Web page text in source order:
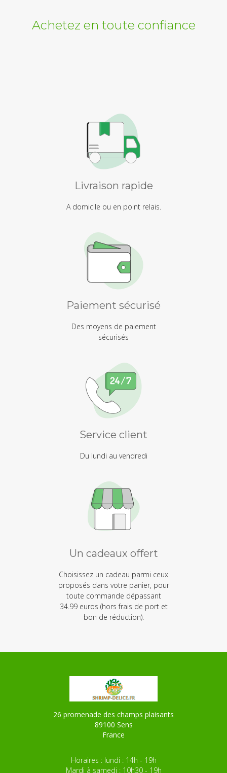
Achetez en toute confiance
Livraison rapide
A domicile ou en point relais.
Paiement sécurisé
Des moyens de paiement
sécurisés
Service client
Du lundi au vendredi
Un cadeaux offert
Choisissez un cadeau parmi ceux
proposés dans votre panier, pour
toute commande dépassant
34.99 euros (hors frais de port et
bon de réduction).
26 promenade des champs plaisants
89100 Sens
France
Horaires : lundi : 14h - 19h
Mardi à samedi : 10h30 - 19h